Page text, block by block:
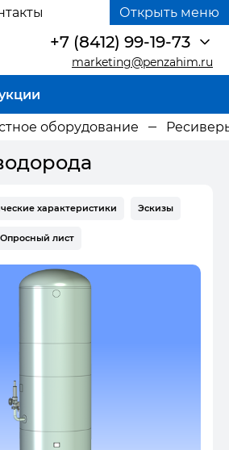
Открыть меню
marketing@penzahim.ru
+7 (8412) 99-19-73
оборудование
характеристики Эскизы
Опросный лист